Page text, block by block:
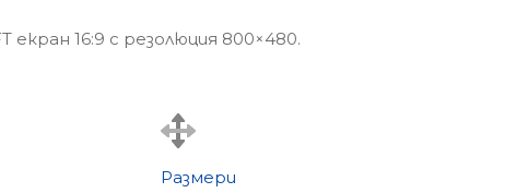
екран 16:9 с резолюция 800×480.
избор за тези, които ценят стила и
Размери